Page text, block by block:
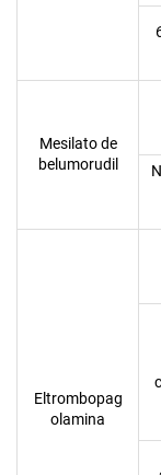
Mesilato de
belumorudil
Eltrombopag
olamina